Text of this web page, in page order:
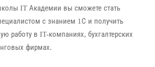
IT Академии вы сможете стать
с знанием 1С и получить
работу в IT-компаниях, бухгалтерских
фирмах.